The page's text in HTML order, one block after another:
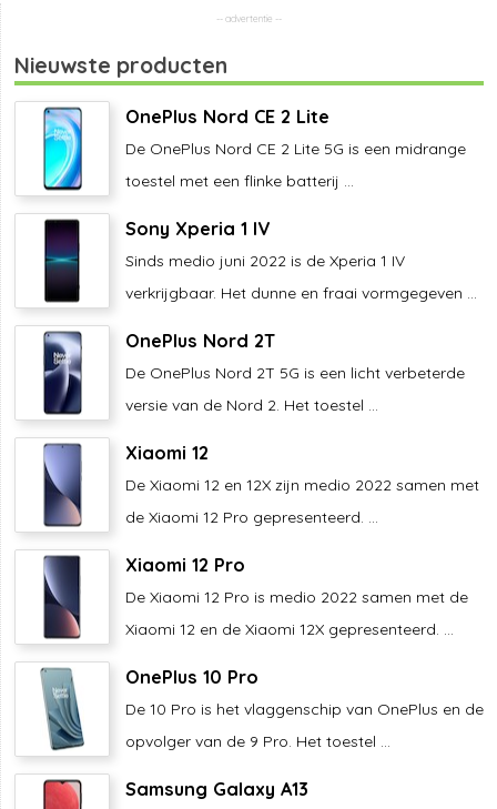
Nieuwste producten
OnePlus Nord CE 2 Lite
De OnePlus Nord CE 2 Lite 5G is een midrange
toestel met een flinke batterij ...
Sony Xperia 1 IV
Sinds medio juni 2022 is de Xperia 1 IV
verkrijgbaar. Het dunne en fraai vormgegeven ...
OnePlus Nord 2T
De OnePlus Nord 2T 5G is een licht verbeterde
versie van de Nord 2. Het toestel ...
Xiaomi 12
De Xiaomi 12 en 12X zijn medio 2022 samen met
de Xiaomi 12 Pro gepresenteerd. ...
Xiaomi 12 Pro
De Xiaomi 12 Pro is medio 2022 samen met de
Xiaomi 12 en de Xiaomi 12X gepresenteerd. ...
OnePlus 10 Pro
De 10 Pro is het vlaggenschip van OnePlus en de
opvolger van de 9 Pro. Het toestel ...
Samsung Galaxy A13